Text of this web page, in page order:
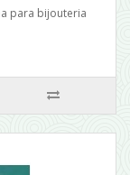
para bijouteria